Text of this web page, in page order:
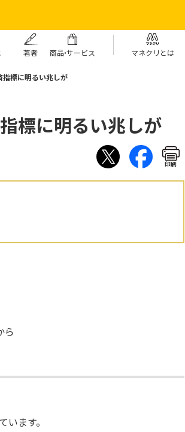
著者 商品・サービス マネクリとは
指標に明るい兆しが
標に明るい兆しが
印刷
ら
ます。